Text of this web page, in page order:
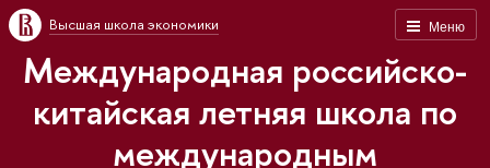
Меню
Высшая школа экономики
Международная российско-
китайская летняя школа по
международным